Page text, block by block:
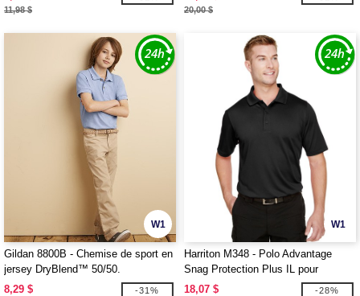
11,98 $ 20,00 $
W1
Gildan 8800B - Chemise de sport en
jersey DryBlend™ 50/50.
8,29 $
-31%
W1
Harriton M348 - Polo Advantage
Snag Protection Plus IL pour
hommes
18,07 $ -28%